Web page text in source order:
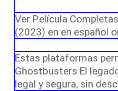
Ver Película
(2023) en en español
Estas plataformas
Ghostbusters El
legal y segura, sin